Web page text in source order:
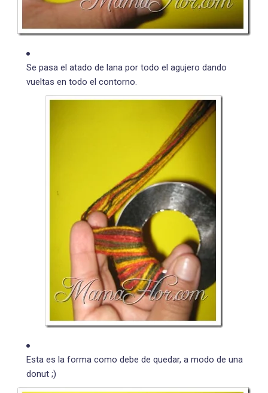
Se pasa el atado de lana por todo el agujero dando
vueltas en todo el contorno.
Esta es la forma como debe de quedar, a modo de una
donut ;)